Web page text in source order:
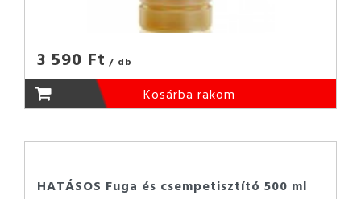
3 590 Ft / db
Kosárba rakom
HATÁSOS Fuga és csempetisztító 500 ml